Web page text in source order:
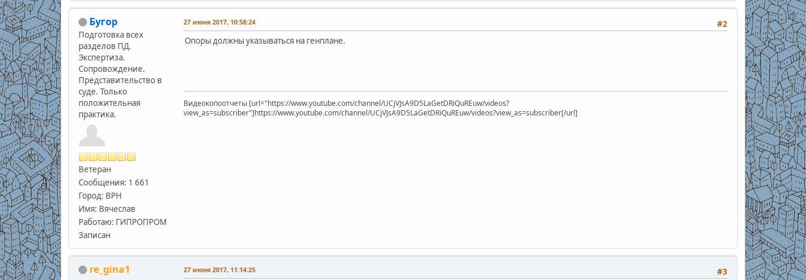
Бугор
Подготовка всех
разделов ПД.
Экспертиза.
Сопровождение.
Представительство в
суде. Только
положительная
практика.
Ветеран
Сообщения: 1 661
Город: ВРН
Имя: Вячеслав
Работаю: ГИПРОПРОМ
Записан
#2
27 июня 2017, 10:58:24
Опоры должны указываться на генплане.
Видеокопоотчеты [url="https://www.youtube.com/channel/UCjVJsA9D5LaGetDRiQuREuw/videos?
view_as=subscriber"]https://www.youtube.com/channel/UCjVJsA9D5LaGetDRiQuREuw/videos?view_as=subscriber[/url]
re_gina1 #3
27 июня 2017, 11:14:25